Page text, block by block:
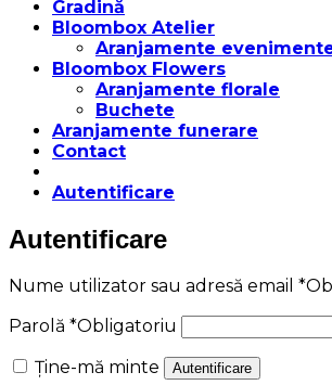
Gradină
Bloombox Atelier
Aranjamente
Bloombox Flowers
Aranjamente florale
Buchete
Aranjamente funerare
Contact
Autentificare
Autentificare
Nume utilizator sau adresă email *
Parolă *Obligatoriu
Ține-mă minte
Autentificare